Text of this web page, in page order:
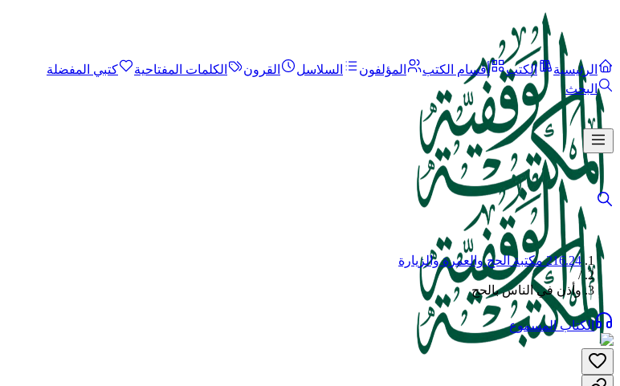
الرئيسية الكتب أقسام الكتب المؤلفون السلاسل القرون الكلمات المفتاحية
كتبي المفضلة
البحث
216.24 مكتبة الحج والعمرة والزيارة
/
وأذن في الناس بالحج
الكتاب المسموع